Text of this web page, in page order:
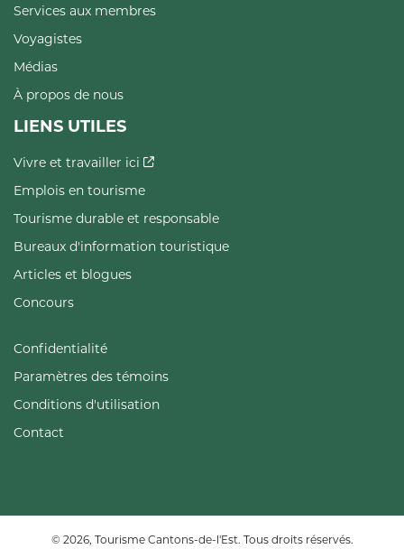
Services aux membres
Voyagistes
Médias
À propos de nous
LIENS UTILES
Vivre et travailler ici
Emplois en tourisme
Tourisme durable et responsable
Bureaux d'information touristique
Articles et blogues
Concours
Confidentialité
Paramètres des témoins
Conditions d'utilisation
Contact
© 2026, Tourisme Cantons-de-l'Est. Tous droits réservés.